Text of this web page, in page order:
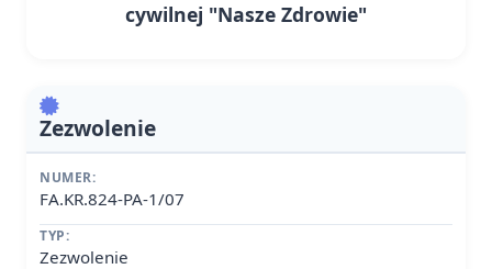
cywilnej "Nasze Zdrowie"
Zezwolenie
NUMER:
FA.KR.824-PA-1/07
TYP:
Zezwolenie